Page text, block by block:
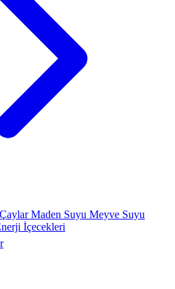
Maden Suyu Meyve Suyu
İçecekleri